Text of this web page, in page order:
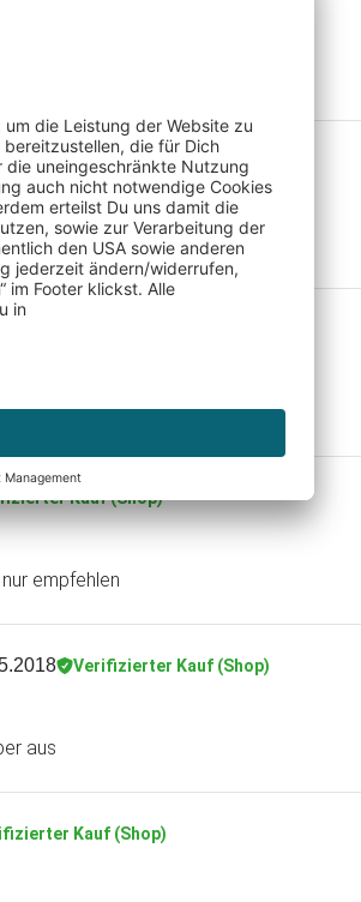
Verifizierter Kauf (Shop)
vielen Dank
Kauf (Shop)
empfehlen
Verifizierter Kauf (Shop)
aus
Kauf (Shop)